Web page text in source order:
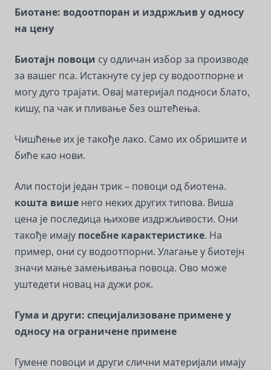
Биотане: водоотпоран и издржљив у односу
на цену
Биотајн повоци су одличан избор за производе
за вашег пса. Истакнуте су јер су водоотпорне и
могу дуго трајати. Овај материјал подноси блато,
кишу, па чак и пливање без оштећења.
Чишћење их је такође лако. Само их обришите и
биће као нови.
Али постоји један трик – повоци од биотена.
кошта више него неких других типова. Виша
цена је последица њихове издржљивости. Они
такође имају посебне карактеристике. На
пример, они су водоотпорни. Улагање у биотејн
значи мање замењивања повоца. Ово може
уштедети новац на дужи рок.
Гума и други: специјализоване примене у
односу на ограничене примене
Гумене повоци и други слични материјали имају